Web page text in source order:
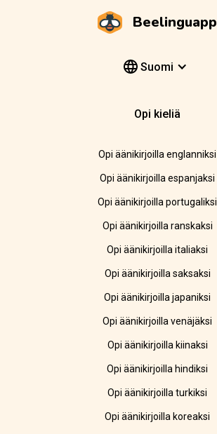
Beelinguapp
Suomi
Opi kieliä
Opi äänikirjoilla englanniksi
Opi äänikirjoilla espanjaksi
Opi äänikirjoilla portugaliksi
Opi äänikirjoilla ranskaksi
Opi äänikirjoilla italiaksi
Opi äänikirjoilla saksaksi
Opi äänikirjoilla japaniksi
Opi äänikirjoilla venäjäksi
Opi äänikirjoilla kiinaksi
Opi äänikirjoilla hindiksi
Opi äänikirjoilla turkiksi
Opi äänikirjoilla koreaksi